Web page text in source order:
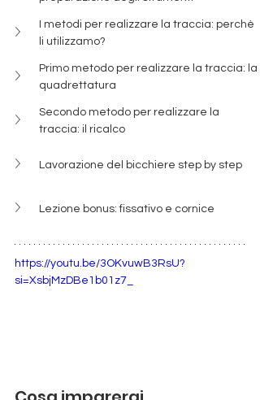
I metodi per realizzare la traccia: perchè
li utilizzamo?
Primo metodo per realizzare la traccia: la
quadrettatura
Secondo metodo per realizzare la
traccia: il ricalco
Lavorazione del bicchiere step by step
Lezione bonus: fissativo e cornice
https://youtu.be/3OKvuwB3RsU?
si=XsbjMzDBe1b01z7_